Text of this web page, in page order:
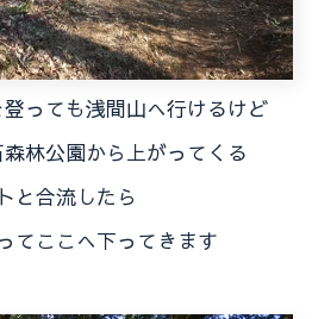
っても浅間山へ行けるけど
林公園から上がってくる
と合流したら
てここへ下ってきます